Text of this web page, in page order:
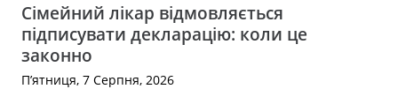
Сімейний лікар відмовляється
підписувати декларацію: коли це
законно
П’ятниця, 7 Серпня, 2026